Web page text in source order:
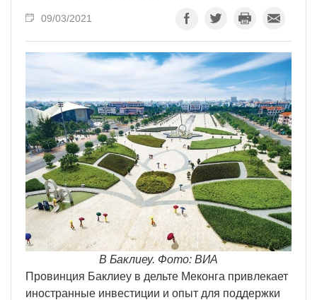
09/03/2021
В Баклиеу. Фото: ВИА
Провинция Баклиеу в дельте Меконга привлекает
иностранные инвестиции и опыт для поддержки